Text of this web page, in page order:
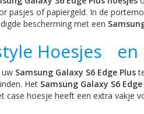
pasjes of papiergeld. In de
bescherming met een
Hoesjes en
Samsung Galaxy S6 Edge Plus
Het Samsung Galaxy S6
hoesje heeft een extra vakje